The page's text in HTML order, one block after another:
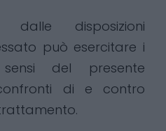
dalle disposizioni
può esercitare i
del presente
di e contro